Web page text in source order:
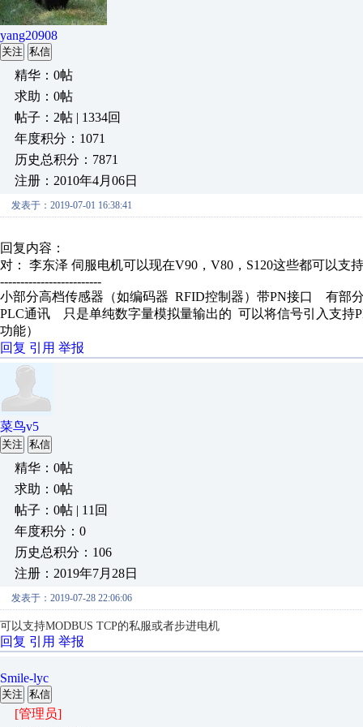
yang20908
关注 私信
精华：0帖
求助：0帖
帖子：2帖 | 1334回
年度积分：1071
历史总积分：7871
注册：2010年4月06日
发表于：2019-07-01 16:38:41
回复内容：
对： 李东泽 伺服电机可以现在V90，V80，S120这些都可以支
-------------------------
小部分高档传感器（如编码器 RFID控制器）带PN接口 有部
PLC通讯 只是单纯数字量模拟量输出的 可以将信号引入支持
功能）
回复 引用 举报
菜鸟v5
关注 私信
精华：0帖
求助：0帖
帖子：0帖 | 11回
年度积分：0
历史总积分：106
注册：2019年7月28日
发表于：2019-07-28 22:06:06
可以支持MODBUS TCP的私服或者步进电机
回复 引用 举报
Smile-lyc
关注 私信
[管理员]